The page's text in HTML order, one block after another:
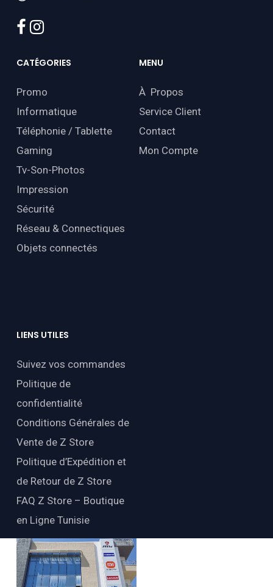
facebook
instagram
CATÉGORIES
Promo
Informatique
Téléphonie / Tablette
Gaming
Tv-Son-Photos
Impression
Sécurité
Réseau & Connectiques
Objets connectés
MENU
À Propos
Service Client
Contact
Mon Compte
LIENS UTILES
Suivez vos commandes
Politique de
confidentialité
Conditions Générales de
Vente de Z Store
Politique d’Expédition et
de Retour de Z Store
FAQ Z Store – Boutique
en Ligne Tunisie